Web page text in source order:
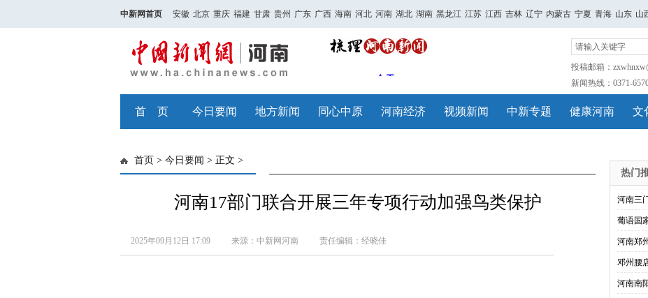
中新网首页 安徽 北京 重庆 福建 甘肃 贵州 广东 广西 海南 河北 河南 湖北 湖南 黑龙江 江苏 江西 吉林 辽宁 内蒙古 宁夏 青海 山东 山
投稿邮箱：
新闻热线：0371-
首 页 今日要闻 地方新闻 同心中原 河南经济 视频新闻 中新专题 健康河南 文
首页 > 今日要闻 > 正文 >
河南17部门联合开展三年专项行动加强鸟类保护
2025年09月12日 17:09 来源：中新网河南 责任编辑：经晓佳
热门
河南三
葡语国
河南郑
邓州腰
河南南